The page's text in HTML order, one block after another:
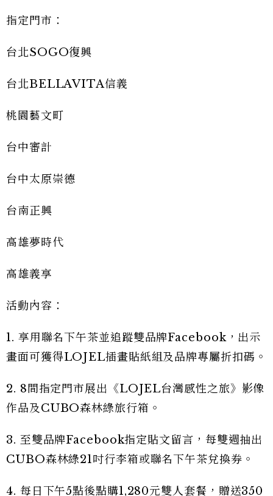
指定門市：
台北SOGO復興
台北BELLAVITA信義
桃園藝文町
台中審計
台中太原崇德
台南正興
高雄夢時代
高雄義享
活動內容：
1. 享用聯名下午茶並追蹤雙品牌Facebook，出示
畫面可獲得LOJEL插畫貼紙組及品牌專屬折扣碼。
2. 8間指定門市展出《LOJEL台灣感性之旅》影像
作品及CUBO森林綠旅行箱。
3. 至雙品牌Facebook指定貼文留言，每雙週抽出
CUBO森林綠21吋行李箱或聯名下午茶兌換券。
4. 每日下午5點後點購1,280元雙人套餐，贈送350